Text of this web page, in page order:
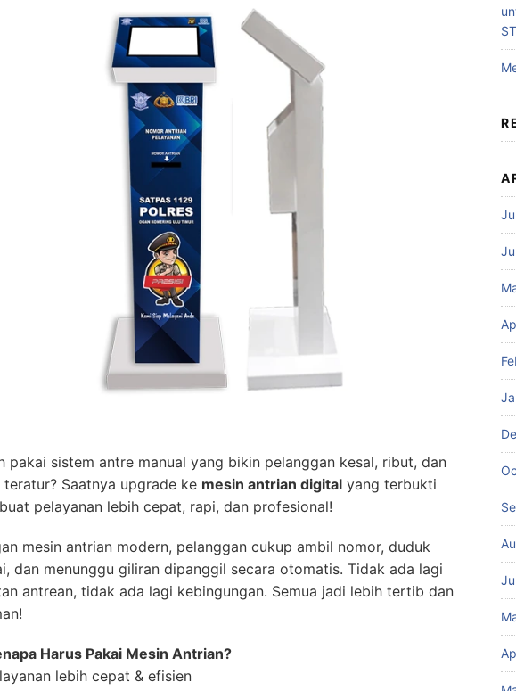
pakai sistem antre manual yang bikin pelanggan kesal, ribut, dan
Saatnya upgrade ke mesin antrian digital yang terbukti
pelayanan lebih cepat, rapi, dan profesional!
mesin antrian modern, pelanggan cukup ambil nomor, duduk
dan menunggu giliran dipanggil secara otomatis. Tidak ada lagi
antrean, tidak ada lagi kebingungan. Semua jadi lebih tertib dan
Harus Pakai Mesin Antrian?
lebih cepat & efisien